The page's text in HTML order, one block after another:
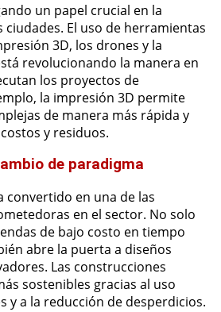
un papel crucial en la
El uso de herramientas
3D, los drones y la
revolucionando la manera en
los proyectos de
la impresión 3D permite
de manera más rápida y
y residuos.
de paradigma
convertido en una de las
en el sector. No solo
de bajo costo en tiempo
abre la puerta a diseños
Las construcciones
sostenibles gracias al uso
y a la reducción de desperdicios.